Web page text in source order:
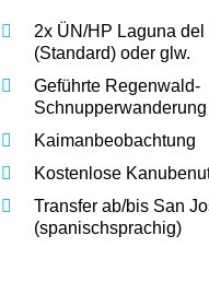
2x ÜN/HP Laguna
(Standard) oder glw.
Geführte Regenwald-
Schnupperwanderung
Kaimanbeobachtung
Kostenlose
Transfer ab/bis San
(spanischsprachig)